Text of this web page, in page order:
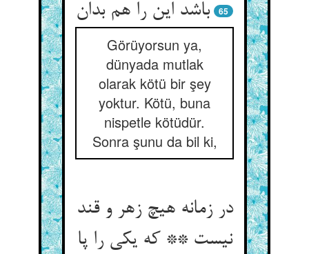
باشد این را هم بدان
65
Görüyorsun ya,
dünyada mutlak
olarak kötü bir şey
yoktur. Kötü, buna
nispetle kötüdür.
Sonra şunu da bil ki,
در زمانه هیچ زهر و قند
نیست ** که یکی را پا